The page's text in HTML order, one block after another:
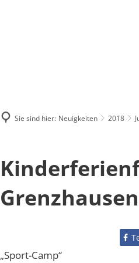
Sie sind hier: Neuigkeiten 2018
Grenzhausen
„Sport-Camp“